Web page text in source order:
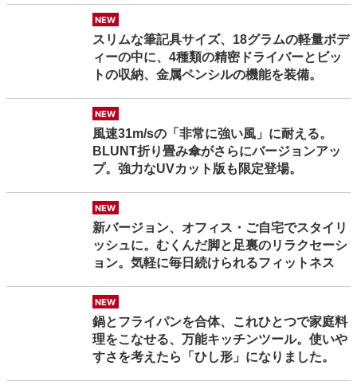
スリムな筆記具サイズ、18グラムの軽量ボデ
ィーの中に、4種類の精密ドライバーとビッ
トの収納、金属ペンシルの機能を装備。
風速31m/sの「非常に強い風」に耐える。
BLUNT折り畳み傘がさらにバージョンアッ
プ。強力なUVカット版も限定登場。
新バージョン、オフィス・ご自宅でスタイリ
ッシュに。むくんだ脚と足裏のリラクセーシ
ョン。気軽に毎日続けられるフィットネス
鍋とフライパンを合体、これひとつで家庭料
理をこなせる、万能キッチンツール。使いや
すさを考えたら「ひし形」になりました。